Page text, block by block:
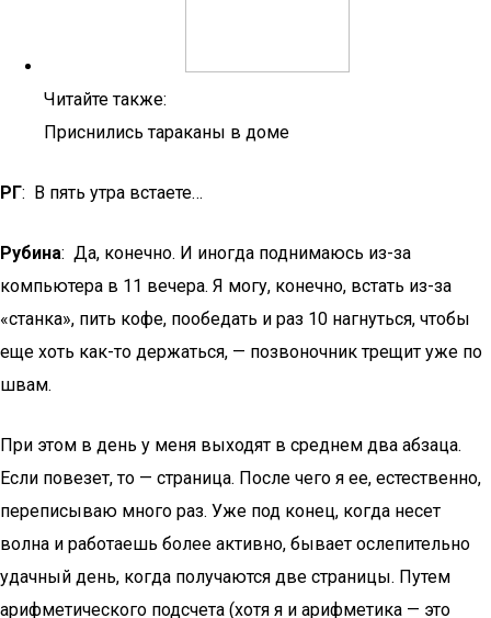
Читайте также:
Приснились тараканы в доме
РГ: В пять утра встаете…
Рубина: Да, конечно. И иногда поднимаюсь из-за
компьютера в 11 вечера. Я могу, конечно, встать из-за
«станка», пить кофе, пообедать и раз 10 нагнуться, чтобы
еще хоть как-то держаться, — позвоночник трещит уже по
швам.
При этом в день у меня выходят в среднем два абзаца.
Если повезет, то — страница. После чего я ее, естественно,
переписываю много раз. Уже под конец, когда несет
волна и работаешь более активно, бывает ослепительно
удачный день, когда получаются две страницы. Путем
арифметического подсчета (хотя я и арифметика — это